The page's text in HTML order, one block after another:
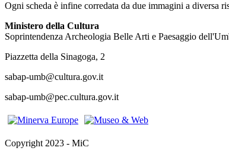
Ogni scheda è infine corredata da due immagini a diversa
Ministero della Cultura
Soprintendenza Archeologia Belle Arti e Paesaggio
Piazzetta della Sinagoga, 2
sabap-umb@cultura.gov.it
sabap-umb@pec.cultura.gov.it
Copyright 2023 - MiC